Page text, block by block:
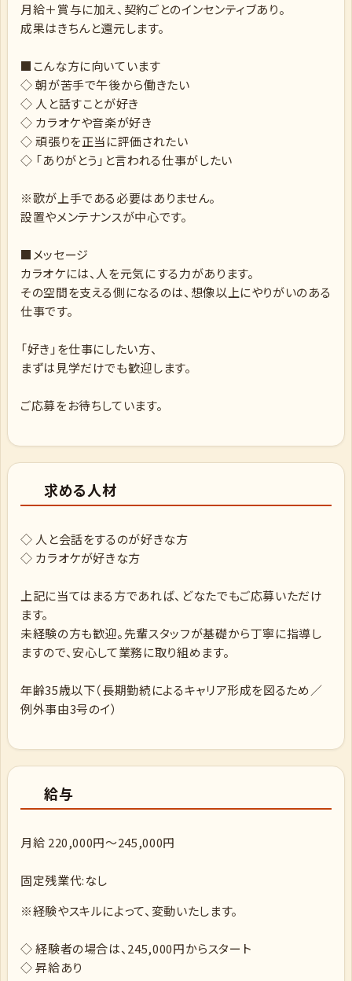
月給＋賞与に加え、契約ごとのインセンティブあり。
成果はきちんと還元します。
■こんな方に向いています
◇ 朝が苦手で午後から働きたい
◇ 人と話すことが好き
◇ カラオケや音楽が好き
◇ 頑張りを正当に評価されたい
◇ 「ありがとう」と言われる仕事がしたい
※歌が上手である必要はありません。
設置やメンテナンスが中心です。
■メッセージ
カラオケには、人を元気にする力があります。
その空間を支える側になるのは、想像以上にやりがいのある
仕事です。
「好き」を仕事にしたい方、
まずは見学だけでも歓迎します。
ご応募をお待ちしています。
求める人材
◇ 人と会話をするのが好きな方
◇ カラオケが好きな方
上記に当てはまる方であれば、どなたでもご応募いただけ
ます。
未経験の方も歓迎。先輩スタッフが基礎から丁寧に指導し
ますので、安心して業務に取り組めます。
年齢35歳以下（長期勤続によるキャリア形成を図るため／
例外事由3号のイ）
給与
月給 220,000円～245,000円
固定残業代:なし
※経験やスキルによって、変動いたします。
◇ 経験者の場合は、245,000円からスタート
◇ 昇給あり